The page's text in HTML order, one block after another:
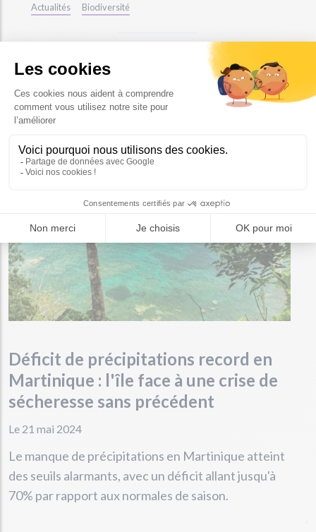
Actualités Biodiversité
ALTERNATIVI VOUS RECOMMANDE :
Déficit de précipitations record en
Martinique : l'île face à une crise de
sécheresse sans précédent
Le 21 mai 2024
Le manque de précipitations en Martinique atteint
des seuils alarmants, avec un déficit allant jusqu'à
70% par rapport aux normales de saison.